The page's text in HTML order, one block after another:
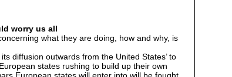
worry us all
what they are doing, how and why, is
diffusion outwards from the United States’ to
states rushing to build up their own
European states will enter into will be fought